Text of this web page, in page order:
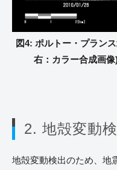
図4: ポルトー・プラン
右：カラー合成画像
2. 地殻変動
地殻変動検出のため、地